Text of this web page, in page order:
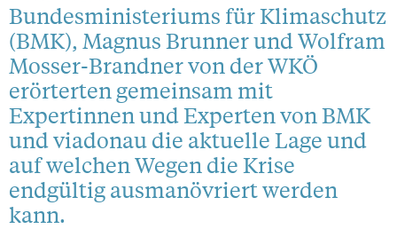
Bundesministeriums für Klimaschutz
(BMK), Magnus Brunner und Wolfram
Mosser-Brandner von der WKÖ
erörterten gemeinsam mit
Expertinnen und Experten von BMK
und viadonau die aktuelle Lage und
auf welchen Wegen die Krise
endgültig ausmanövriert werden
kann.